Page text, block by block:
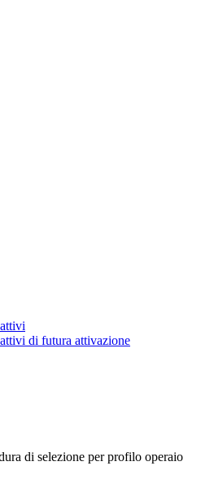
di futura attivazione
di selezione per profilo operaio